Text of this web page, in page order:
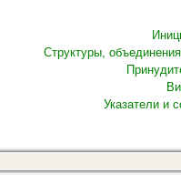
Структуры,
Указатели и